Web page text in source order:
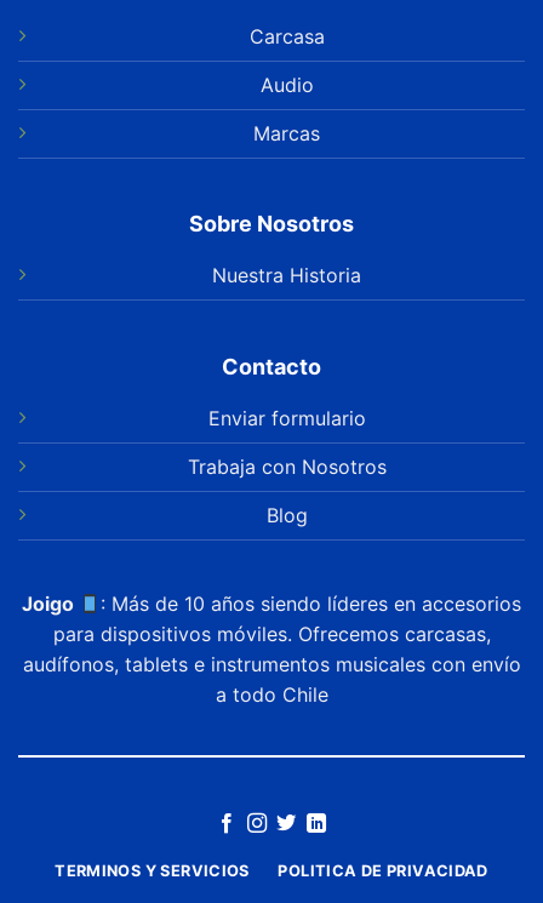
Carcasa
Audio
Marcas
Sobre Nosotros
Nuestra Historia
Contacto
Enviar formulario
Trabaja con Nosotros
Blog
Joigo
: Más de 10 años siendo líderes en accesorios
para dispositivos móviles. Ofrecemos carcasas,
audífonos, tablets e instrumentos musicales con envío
a todo Chile
TERMINOS Y SERVICIOS POLITICA DE PRIVACIDAD